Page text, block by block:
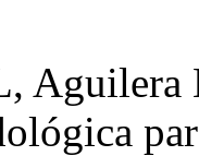
Aguilera